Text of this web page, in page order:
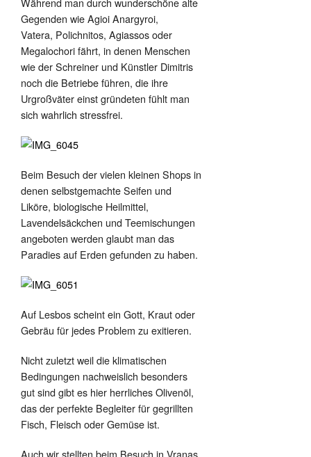
Gegenden wie Agioi Anargyroi,
Vatera, Polichnitos, Agiassos oder
Megalochori fährt, in denen Menschen
wie der Schreiner und Künstler Dimitris
noch die Betriebe führen, die ihre
Urgroßväter einst gründeten fühlt man
sich wahrlich stressfrei.
Beim Besuch der vielen kleinen Shops in
denen selbstgemachte Seifen und
Liköre, biologische Heilmittel,
Lavendelsäckchen und Teemischungen
angeboten werden glaubt man das
Paradies auf Erden gefunden zu haben.
Auf Lesbos scheint ein Gott, Kraut oder
Gebräu für jedes Problem zu exitieren.
Nicht zuletzt weil die klimatischen
Bedingungen nachweislich besonders
gut sind gibt es hier herrliches Olivenöl,
das der perfekte Begleiter für gegrillten
Fisch, Fleisch oder Gemüse ist.
Auch wir stellten beim Besuch in Vranas